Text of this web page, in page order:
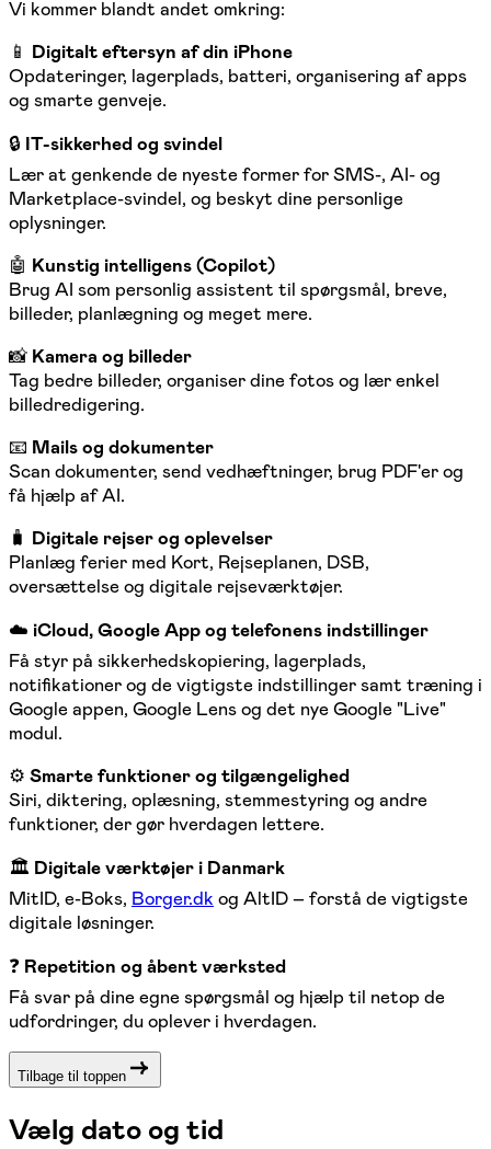
Vi kommer blandt andet omkring:
📱 Digitalt eftersyn af din iPhone
Opdateringer, lagerplads, batteri, organisering af apps
og smarte genveje.
🔒 IT-sikkerhed og svindel
Lær at genkende de nyeste former for SMS-, AI- og
Marketplace-svindel, og beskyt dine personlige
oplysninger.
🤖 Kunstig intelligens (Copilot)
Brug AI som personlig assistent til spørgsmål, breve,
billeder, planlægning og meget mere.
📸 Kamera og billeder
Tag bedre billeder, organiser dine fotos og lær enkel
billedredigering.
📧 Mails og dokumenter
Scan dokumenter, send vedhæftninger, brug PDF'er og
få hjælp af AI.
🧳 Digitale rejser og oplevelser
Planlæg ferier med Kort, Rejseplanen, DSB,
oversættelse og digitale rejseværktøjer.
☁️ iCloud, Google App og telefonens indstillinger
Få styr på sikkerhedskopiering, lagerplads,
notifikationer og de vigtigste indstillinger samt træning i
Google appen, Google Lens og det nye Google "Live"
modul.
⚙️ Smarte funktioner og tilgængelighed
Siri, diktering, oplæsning, stemmestyring og andre
funktioner, der gør hverdagen lettere.
🏛️ Digitale værktøjer i Danmark
MitID, e-Boks, Borger.dk og AltID – forstå de vigtigste
digitale løsninger.
❓ Repetition og åbent værksted
Få svar på dine egne spørgsmål og hjælp til netop de
udfordringer, du oplever i hverdagen.
Tilbage til toppen
Vælg dato og tid